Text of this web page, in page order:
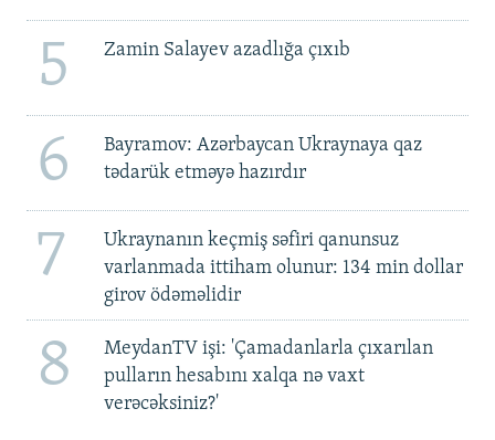
5 Zamin Salayev azadlığa çıxıb
6
Bayramov: Azərbaycan Ukraynaya qaz
tədarük etməyə hazırdır
7
Ukraynanın keçmiş səfiri qanunsuz
varlanmada ittiham olunur: 134 min dollar
girov ödəməlidir
8
MeydanTV işi: 'Çamadanlarla çıxarılan
pulların hesabını xalqa nə vaxt
verəcəksiniz?'